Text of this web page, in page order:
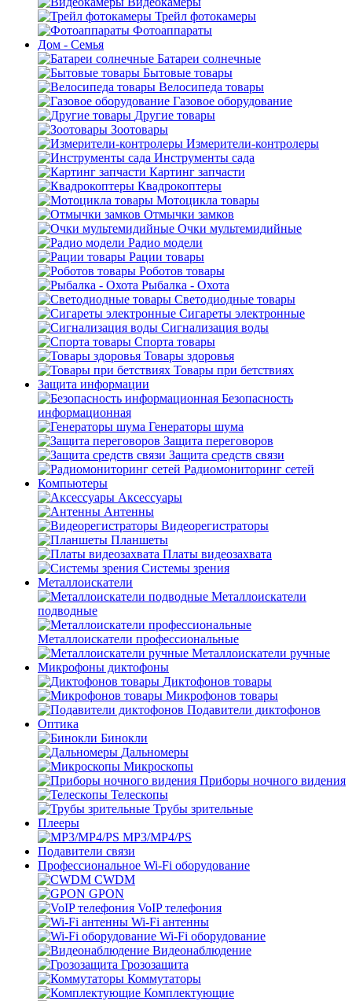
Трейл фотокамеры
Фотоаппараты
Дом - Семья
Батареи солнечные
Бытовые товары
Велосипеда товары
Газовое оборудование
Другие товары
Зоотовары
Измерители-контролеры
Инструменты сада
Картинг запчасти
Квадрокоптеры
Мотоцикла товары
Отмычки замков
Очки мультемидийные
Радио модели
Рации товары
Роботов товары
Рыбалка - Охота
Светодиодные товары
Сигареты электронные
Сигнализация воды
Спорта товары
Товары здоровья
Товары при бетствиях
Защита информации
Безопасность
информационная
Генераторы шума
Защита переговоров
Защита средств связи
Радиомониторинг сетей
Компьютеры
Аксессуары
Антенны
Видеорегистраторы
Планшеты
Платы видеозахвата
Системы зрения
Металлоискатели
Металлоискатели
подводные
Металлоискатели профессиональные
Металлоискатели ручные
Микрофоны диктофоны
Диктофонов товары
Микрофонов товары
Подавители диктофонов
Оптика
Бинокли
Дальномеры
Микроскопы
Приборы ночного видения
Телескопы
Трубы зрительные
Плееры
MP3/MP4/PS
Подавители связи
Профессиональное Wi-Fi оборудование
CWDM
GPON
VoIP телефония
Wi-Fi антенны
Wi-Fi оборудование
Видеонаблюдение
Грозозащита
Коммутаторы
Комплектующие